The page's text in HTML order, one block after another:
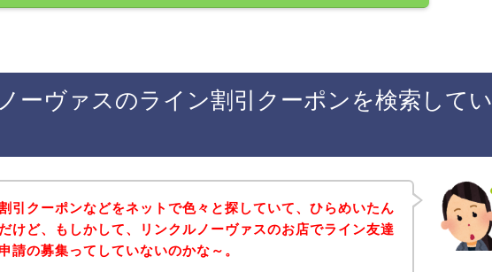
ーヴァスのライン割引クーポンを検索してい
引クーポンなどをネットで色々と探していて、ひらめいたん
だけど、もしかして、リンクルノーヴァスのお店でライン友達
申請の募集ってしていないのかな～。